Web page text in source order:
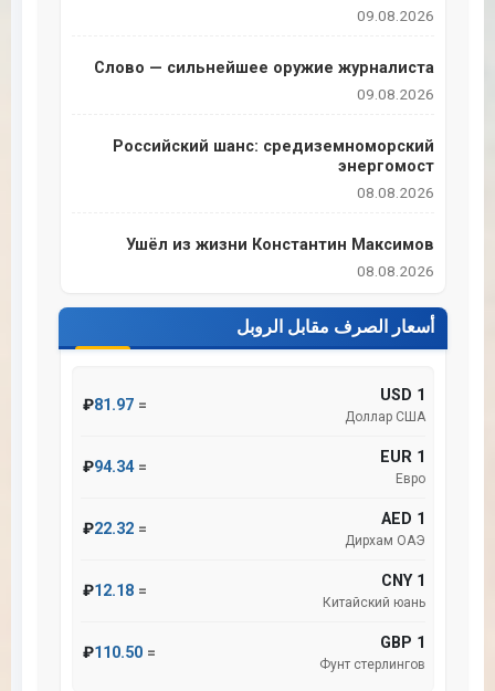
09.08.2026
Слово — сильнейшее оружие журналиста
09.08.2026
Российский шанс: средиземноморский
энергомост
08.08.2026
Ушёл из жизни Константин Максимов
08.08.2026
أسعار الصرف مقابل الروبل
1 USD
Доллар США
=
81.97
₽
1 EUR
Евро
=
94.34
₽
1 AED
Дирхам ОАЭ
=
22.32
₽
1 CNY
Китайский юань
=
12.18
₽
1 GBP
Фунт стерлингов
=
110.50
₽